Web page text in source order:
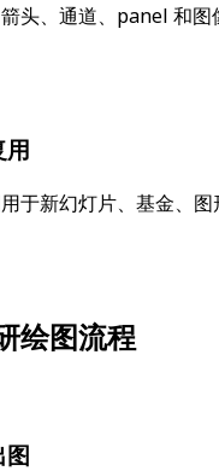
头、通道、panel 和图
用
于新幻灯片、基金、
绘图流程
图